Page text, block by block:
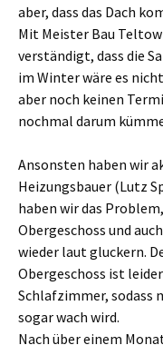
aber, dass das Dach
Mit Meister Bau
verständigt, dass die
im Winter wäre es
aber noch keinen
nochmal darum
Ansonsten haben wir
Heizungsbauer (Lutz
haben wir das
Obergeschoss und
wieder laut gluckern.
Obergeschoss ist
Schlafzimmer, sodass
sogar wach wird.
Nach über einem